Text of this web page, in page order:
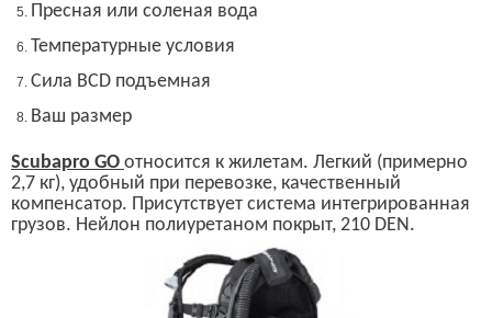
Пресная или соленая вода
Температурные условия
Сила BCD подъемная
Ваш размер
Scubapro GO относится к жилетам. Легкий (примерно
2,7 кг), удобный при перевозке, качественный
компенсатор. Присутствует система интегрированная
грузов. Нейлон полиуретаном покрыт, 210 DEN.